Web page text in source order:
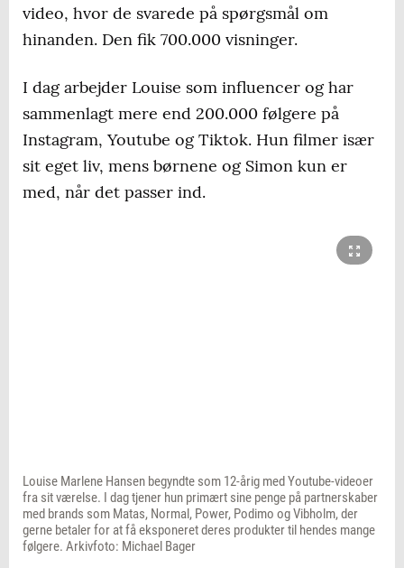
video, hvor de svarede på spørgsmål om
hinanden. Den fik 700.000 visninger.
I dag arbejder Louise som influencer og har
sammenlagt mere end 200.000 følgere på
Instagram, Youtube og Tiktok. Hun filmer især
sit eget liv, mens børnene og Simon kun er
med, når det passer ind.
Louise Marlene Hansen begyndte som 12-årig med Youtube-videoer
fra sit værelse. I dag tjener hun primært sine penge på partnerskaber
med brands som Matas, Normal, Power, Podimo og Vibholm, der
gerne betaler for at få eksponeret deres produkter til hendes mange
følgere. Arkivfoto: Michael Bager